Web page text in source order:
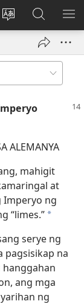
Baguhin
ng
Mag-
log
sa
JW.ORG
ALEMANYA
mahigit
at
Imperyo ng
“limes.” *
serye ng
pagsisikap na
ang mga
ng